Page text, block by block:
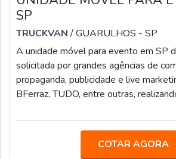
SP
TRUCKVAN/ GUARULHOS - SP
A unidade móvel para evento em SP
solicitada por grandes agências de
propaganda, publicidade e live
BFerraz, TUDO, entre outras,
Bradesco, Claro/NET, Coca-Cola,
mais.Um dos projetos da empresa
COTAR AGORA